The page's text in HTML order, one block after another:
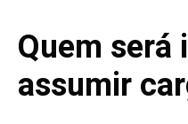
Quem será
assumir